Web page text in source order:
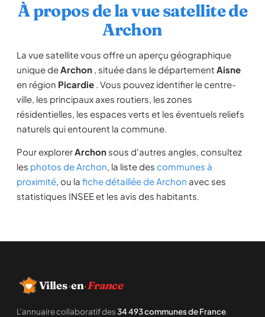
À propos de la vue satellite de
Archon
La vue satellite vous offre un aperçu géographique
unique deArchon , située dans le département Aisne
en région Picardie . Vous pouvez identifier le centre-
ville, les principaux axes routiers, les zones
résidentielles, les espaces verts et les éventuels reliefs
naturels qui entourent la commune.
Pour explorerArchon sous d'autres angles, consultez
les photos de Archon, la liste des communes à
proximité, ou la fiche détaillée de Archon avec ses
statistiques INSEE et les avis des habitants.
Villes·en·France
L'annuaire collaboratif des34 493 communes de France.